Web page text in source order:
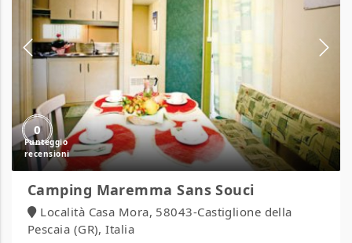
0
Camping Maremma Sans Souci
Località Casa Mora, 58043-Castiglione della
Pescaia (GR), Italia